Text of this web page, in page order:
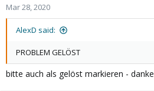
Mar 28, 2020
AlexD said:
PROBLEM GELÖST
bitte auch als gelöst markieren - danke